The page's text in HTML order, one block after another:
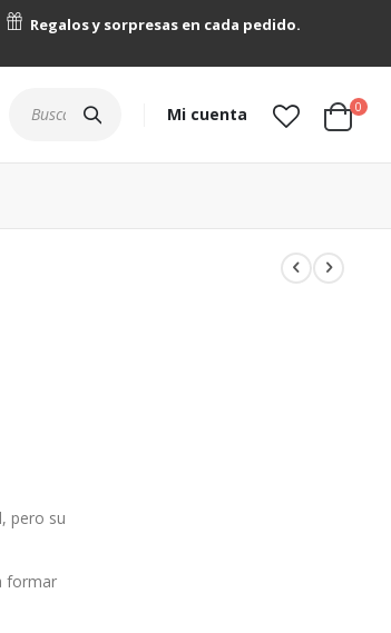
Regalos y sorpresas en cada pedido.
Mi cuenta Cart
0
pero su
formar